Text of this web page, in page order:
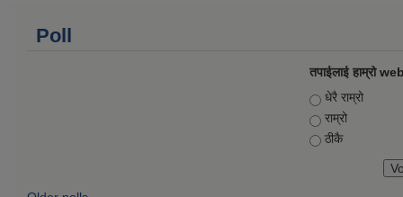
Poll
तपाईलाई हाम्रो
Choices
धेरै राम्रो
राम्रो
ठीकै